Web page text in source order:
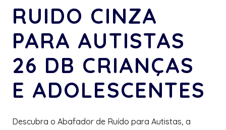
RUIDO CINZA
PARA AUTISTAS
26 DB CRIANÇAS
E ADOLESCENTES
Descubra o Abafador de Ruído para Autistas, a